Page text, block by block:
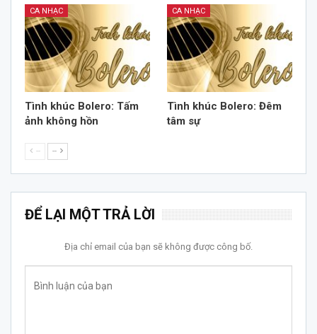
CA NHẠC
Tình khúc Bolero: Tấm
ảnh không hồn
CA NHẠC
Tình khúc Bolero: Đêm
tâm sự
-- --
ĐỂ LẠI MỘT TRẢ LỜI
Địa chỉ email của bạn sẽ không được công bố.